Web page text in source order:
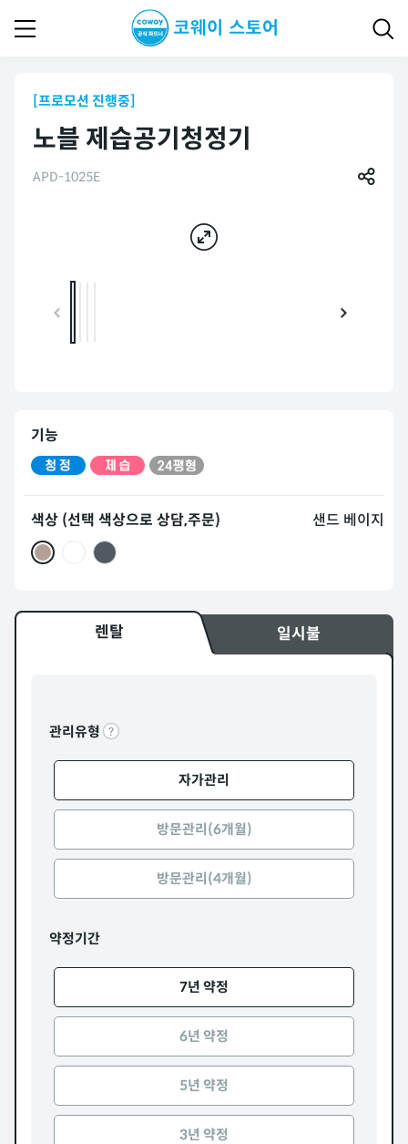
[프로모션 진행중]
노블 제습공기청정기
APD-1025E
기능
색상 (선택 색상으로 상담,주문) 샌드 베이지
렌탈 일시불
관리유형
자가관리
방문관리(6개월)
방문관리(4개월)
약정기간
7년 약정
6년 약정
5년 약정
3년 약정